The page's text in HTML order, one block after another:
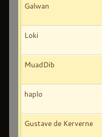
Galwan
Loki
MuadDib
haplo
Gustave de Kerverne